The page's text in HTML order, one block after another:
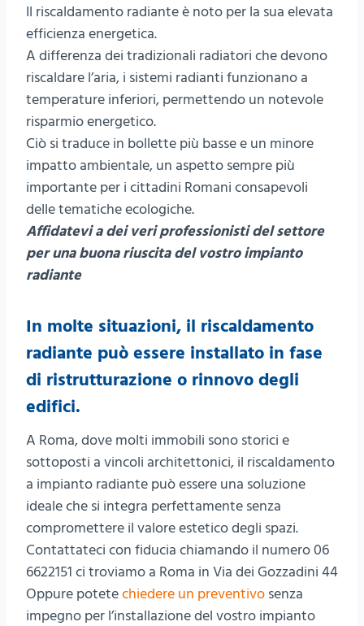
Il riscaldamento radiante è noto per la sua elevata
efficienza energetica.
A differenza dei tradizionali radiatori che devono
riscaldare l’aria, i sistemi radianti funzionano a
temperature inferiori, permettendo un notevole
risparmio energetico.
Ciò si traduce in bollette più basse e un minore
impatto ambientale, un aspetto sempre più
importante per i cittadini Romani consapevoli
delle tematiche ecologiche.
Affidatevi a dei veri professionisti del settore
per una buona riuscita del vostro impianto
radiante
In molte situazioni, il riscaldamento
radiante può essere installato in fase
di ristrutturazione o rinnovo degli
edifici.
A Roma, dove molti immobili sono storici e
sottoposti a vincoli architettonici, il riscaldamento
a impianto radiante può essere una soluzione
ideale che si integra perfettamente senza
compromettere il valore estetico degli spazi.
Contattateci con fiducia chiamando il numero 06
6622151 ci troviamo a Roma in Via dei Gozzadini 44
Oppure potetechiedere un preventivo senza
impegno per l’installazione del vostro impianto